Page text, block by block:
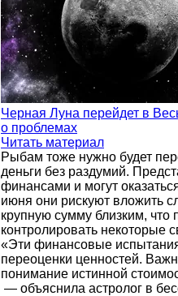
Черная Луна перейдет в
о проблемах
Читать материал
Рыбам тоже нужно будет
деньги без раздумий.
финансами и могут
июня они рискуют вложить
крупную сумму близким,
контролировать некоторые
«Эти финансовые
переоценки ценностей.
понимание истинной
— объяснила астролог в